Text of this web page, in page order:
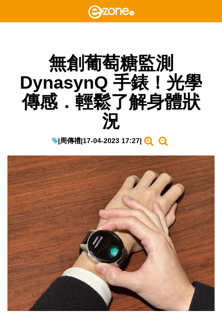
無創葡萄糖監測
DynasynQ 手錶！光學
傳感．輕鬆了解身體狀
況
|周傳禮|17-04-2023 17:27|